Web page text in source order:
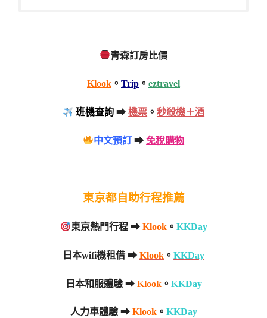
青森訂房比價
Klook 。 Trip 。 eztravel
班機查詢 ➡機票 。秒殺機＋酒
中文預訂 ➡免稅購物
東京都自助行程推薦
東京熱門行程 ➡ Klook。 KKDay
日本wifi機租借 ➡ Klook 。 KKDay
日本和服體驗 ➡ Klook。 KKDay
人力車體驗 ➡ Klook。 KKDay